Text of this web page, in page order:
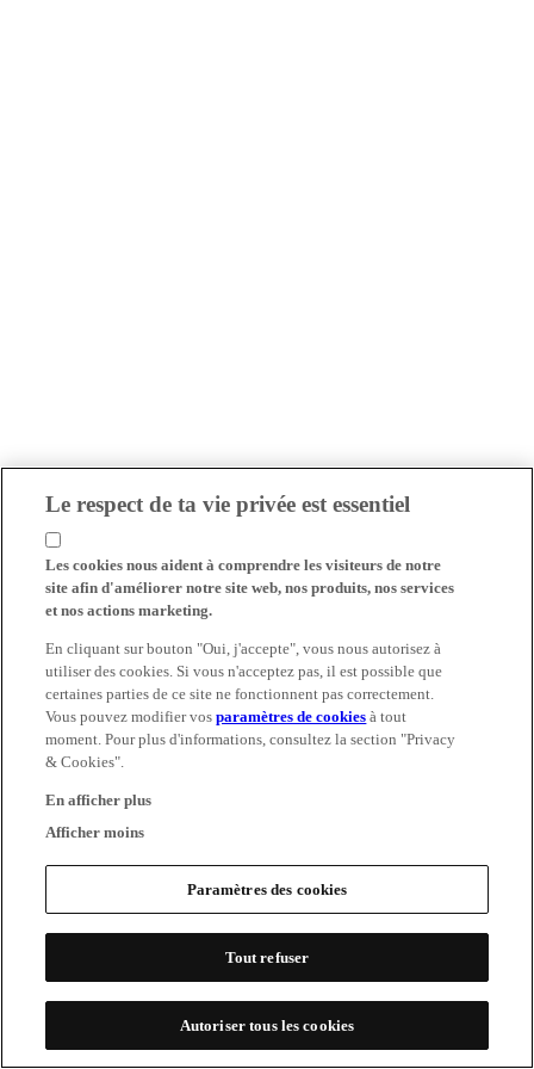
Le respect de ta vie privée est essentiel
Les cookies nous aident à comprendre les visiteurs de notre
site afin d'améliorer notre site web, nos produits, nos services
et nos actions marketing.
En cliquant sur bouton "Oui, j'accepte", vous nous autorisez à
utiliser des cookies. Si vous n'acceptez pas, il est possible que
certaines parties de ce site ne fonctionnent pas correctement.
Vous pouvez modifier vosparamètres de cookies à tout
moment. Pour plus d'informations, consultez la section "Privacy
& Cookies".
En afficher plus
Afficher moins
Paramètres des cookies
Tout refuser
Autoriser tous les cookies